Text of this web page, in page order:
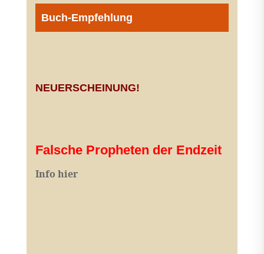
Buch-Empfehlung
NEUERSCHEINUNG!
Falsche Propheten der Endzeit
Info hier